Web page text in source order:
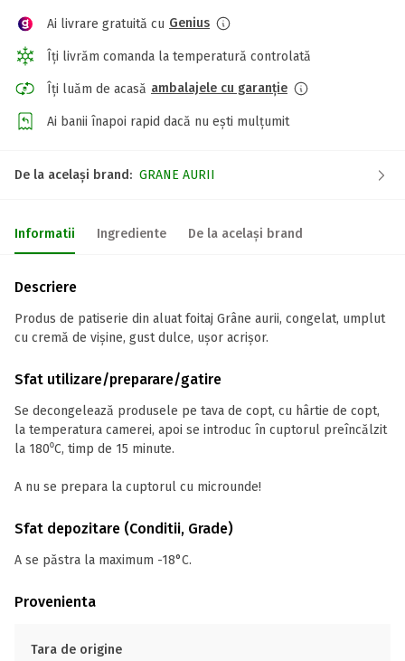
Ai livrare gratuită cu Genius
Îți livrăm comanda la temperatură controlată
Îți luăm de acasă ambalajele cu garanție
Ai banii înapoi rapid dacă nu ești mulțumit
De la același brand: GRANE AURII
Informatii Ingrediente De la același brand
Descriere
Produs de patiserie din aluat foitaj Grâne aurii, congelat, umplut
cu cremă de vișine, gust dulce, ușor acrișor.
Sfat utilizare/preparare/gatire
Se decongelează produsele pe tava de copt, cu hârtie de copt,
la temperatura camerei, apoi se introduc în cuptorul preîncălzit
la 180⁰C, timp de 15 minute.
A nu se prepara la cuptorul cu microunde!
Sfat depozitare (Conditii, Grade)
A se păstra la maximum -18°C.
Provenienta
Tara de origine